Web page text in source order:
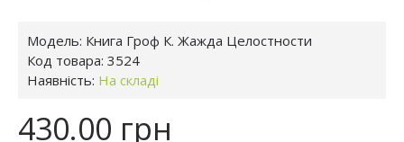
Модель: Книга Гроф К. Жажда Целостности
Код товара: 3524
Наявність: На складі
430.00 грн